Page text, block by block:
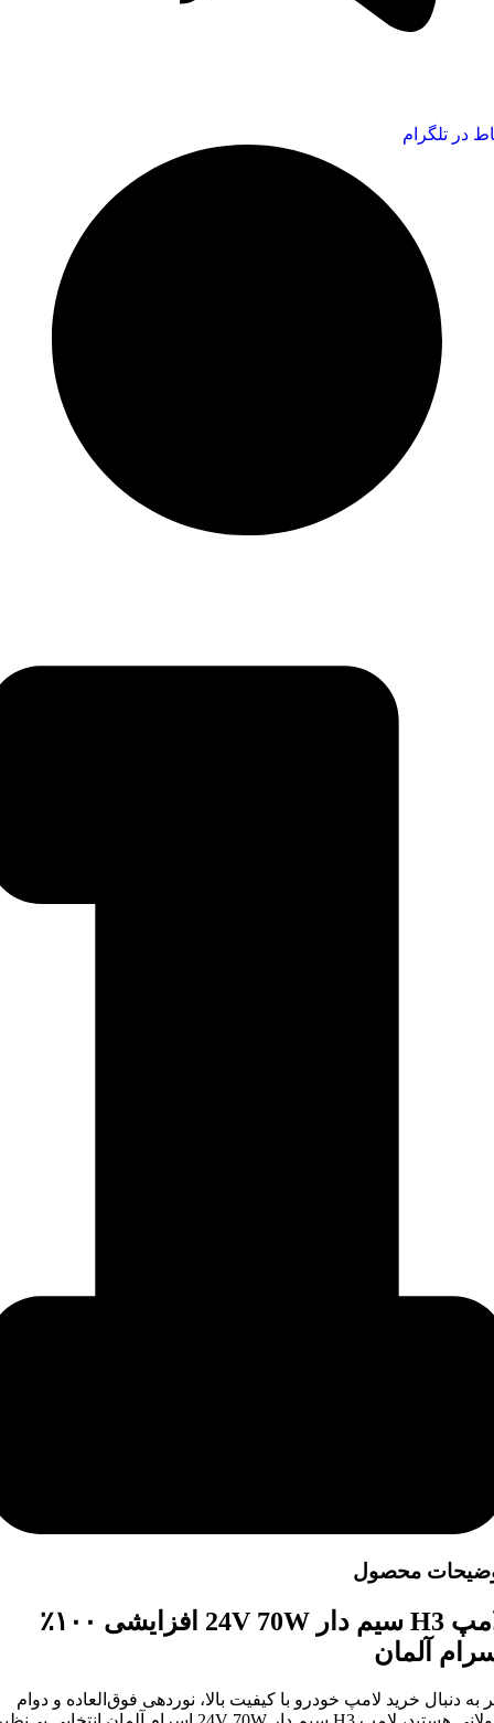
در تلگرام
محصول
لامپ H3 سیم دار 24V 70W افزایشی ۱۰۰٪
آلمان
به دنبال خرید لامپ خودرو با کیفیت بالا، نوردهی فوق‌العاده و دوام